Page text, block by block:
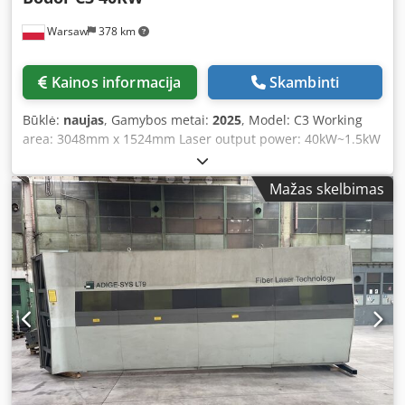
CE žymėjimas, apsaugos šviesos užtvara, aušinimo
sistema, dokumentacija / vadovas
, Speciali pasiūlyma – 5
% nuolaida! 3000 W CNC pluošto lazerinis pjovimo staklės
modernus pramoninis staklės, skirtas greitam, tiksliam ir
ekonomiškam metalo lakštų pjovimui. Įrengtas galingu
„Raycus“ pluošto lazerio šaltiniu, modernia „CypCut“ CNC
valdymo sistema ir aukštos kokybės komponentais, jis
užtikrina puikią pjovimo kokybę, didelį našumą ir patikimą
veikimą net ir sudėtingomis gamybos sąlygomis. Dksdeyw
R Rnspfx Aayor Patvarus, suvirintas ir atleistas nuo įtempio
staklių rėmas užtikrina maksimalų stabilumą, sumažina
vibraciją ir užtikrina ilgą tarnavimo laiką. Didelis darbinis
plotas – 1500 × 3000 mm, taip pat iki 80 m/min judėjimo
greitis leidžia ekonomiškai apdoroti tiek atskirus gaminius,
tiek dideles serijas. „WSX“ pjovimo galvutė su automatiniu
židinio reguliavimu automatiškai pritaiko židinio padėtį
prie medžiagos ir jos storio. Dėl to sutrumpėja paruošimo
laikas ir gerokai padidėja našumas. Pagrindinės savybės *
Warsaw 378 km
Kainos informacija Skambinti
Būklė: naujas, Gamybos metai: 2025, Model: C3 Working
area: 3048mm x 1524mm Laser output power: 40kW~1.5kW
X/Y axis positioning accuracy: ±0.05mm X/Y axis
repeatability: ±0.03mm Maximum linkage speed:
110m/min Acceleration: 1.5G 1. Active Anti-Collision
Function Effectively reduces the risk of damage to laser
heads, helping to minimize maintenance costs. 2. One-
Click Processing All system functions are logically
organized and streamlined, enabling fully automated mass
production. 3. No Chattering During Thin Sheet Cutting
The C series is capable of cutting thin sheet edges with no
vibration. 4. Extendable Aluminum Crossbeam Dkedpfxjg
Egcye Aayor Rigidity increases by 60% Weight decreases by
20% Equipment running speed increases by 50% 5.
Mortise-and-Tenon Welded Bed Each bed frame is welded
Mažas skelbimas